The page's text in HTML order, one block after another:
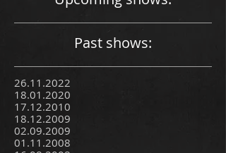
Past shows:
26.11.2022
18.01.2020
17.12.2010
18.12.2009
02.09.2009
01.11.2008